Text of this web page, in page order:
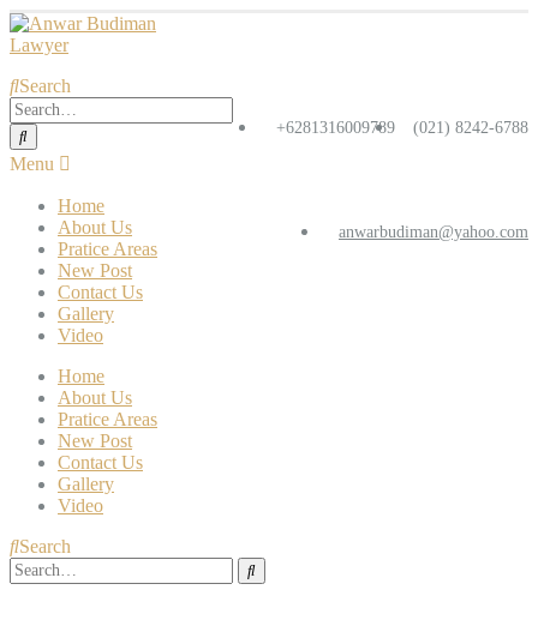
(021) 8242-6788
+6281316009789
anwarbudiman@yahoo.com
Search
Home
About Us
Pratice Areas
New Post
Contact Us
Gallery
Video
Home
About Us
Pratice Areas
New Post
Contact Us
Gallery
Video
Search